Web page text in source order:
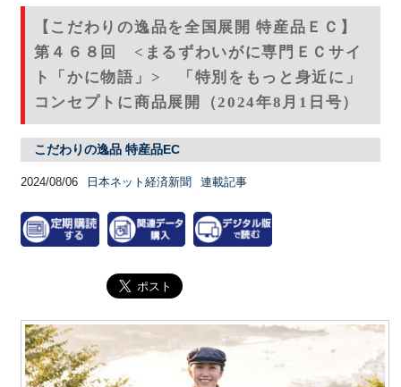
【こだわりの逸品を全国展開 特産品ＥＣ】
第４６８回 <まるずわいがに専門ＥＣサイ
ト「かに物語」> 「特別をもっと身近に」
コンセプトに商品展開（2024年8月1日号）
こだわりの逸品 特産品EC
2024/08/06 日本ネット経済新聞 連載記事